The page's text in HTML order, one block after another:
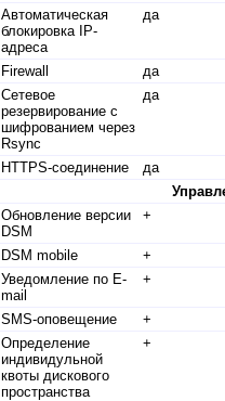
Автоматическая
блокировка IP-
адреса
да
Firewall
да
Сетевое
резервирование с
шифрованием через
Rsync
да
HTTPS-соединение
да
Обновление версии
DSM
+
DSM mobile
+
Уведомление по E-
mail
+
SMS-оповещение
+
Определение
индивидульной
квоты дискового
пространства
+